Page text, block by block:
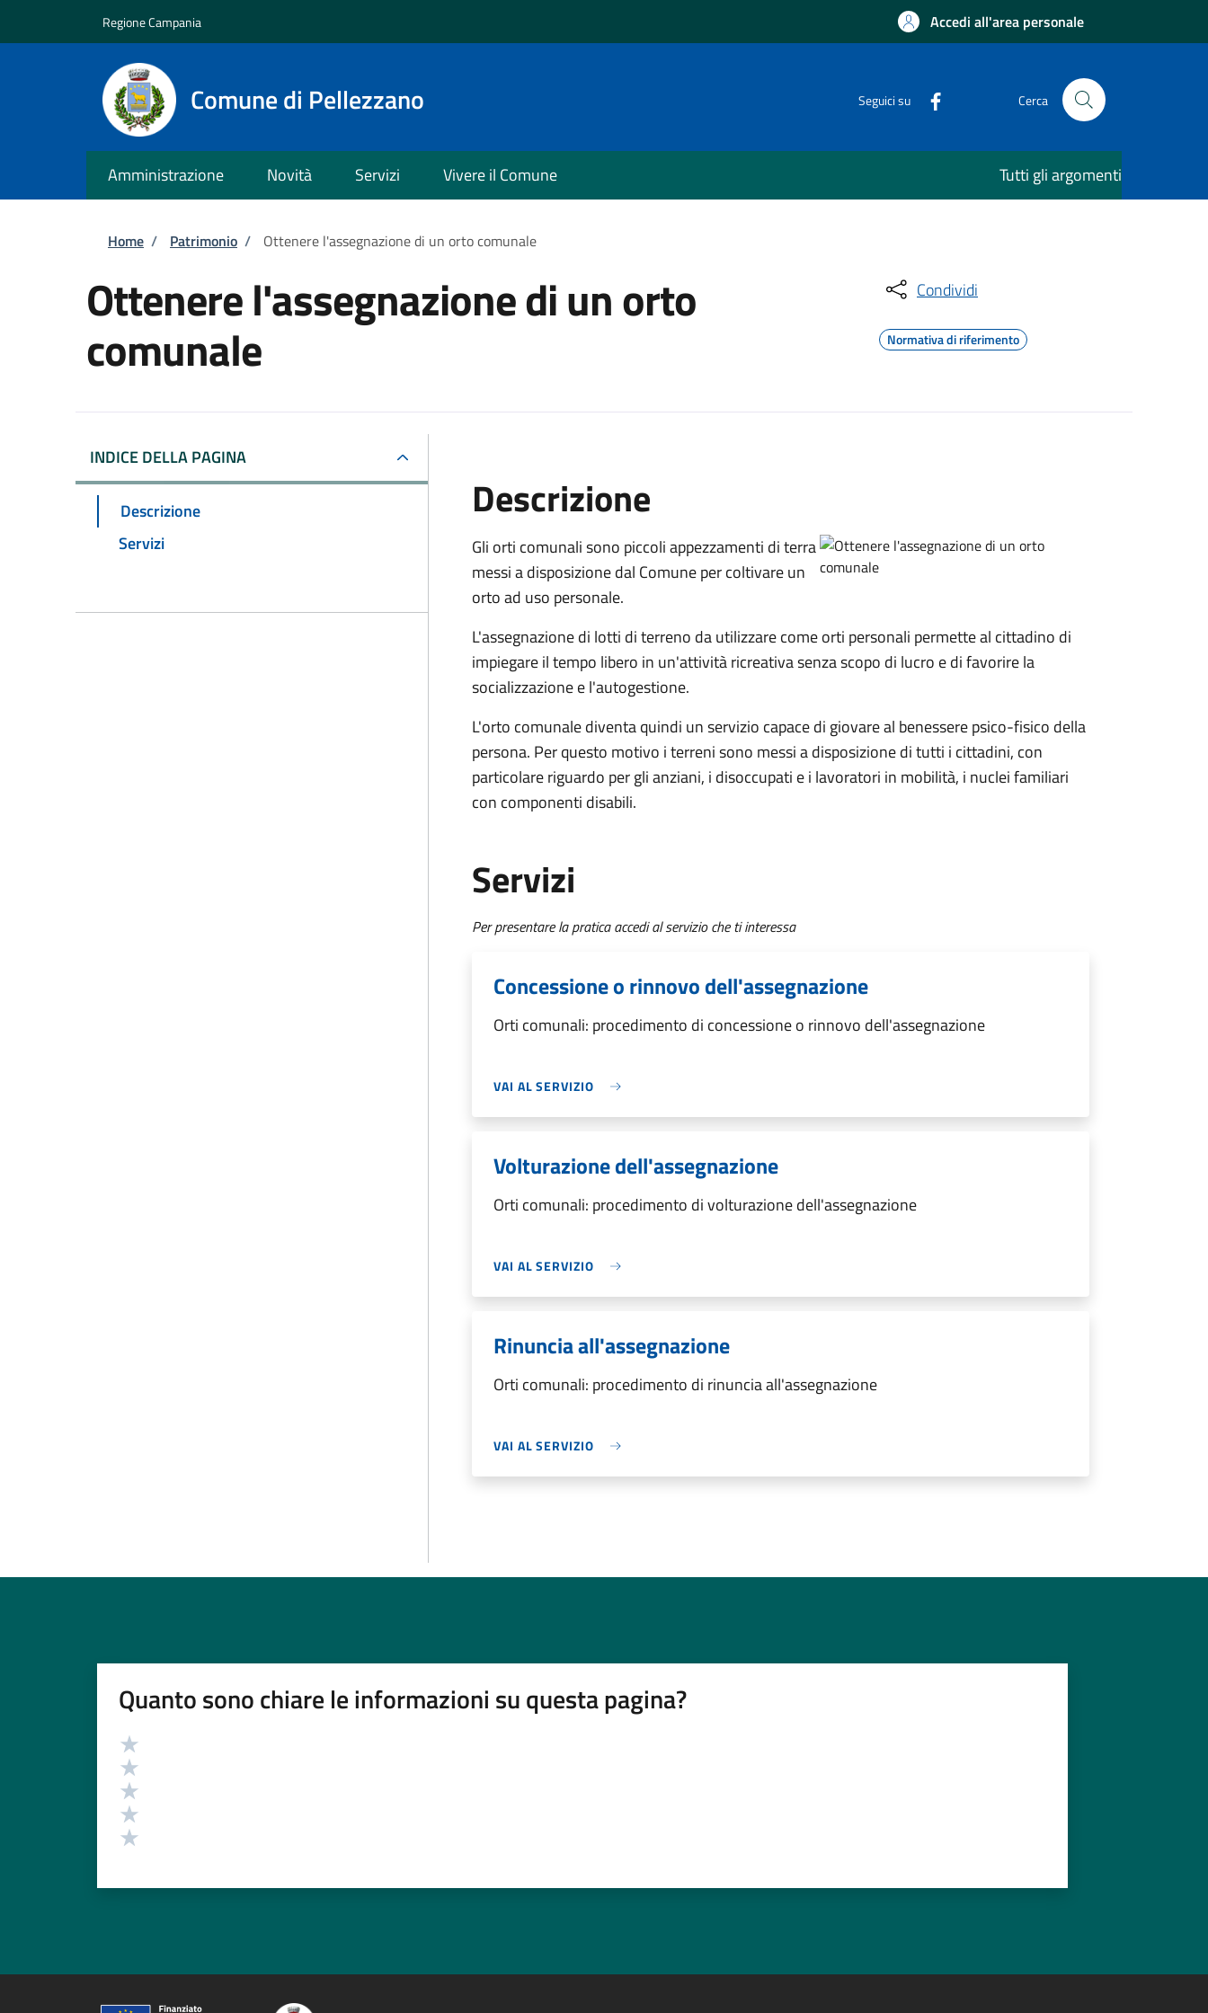
Regione Campania Accedi all'area personale
Comune di Pellezzano Seguici su Cerca
Amministrazione Novità Servizi Vivere il Comune Tutti gli argomenti
Briciole di pane
Home / Patrimonio / Ottenere l'assegnazione di un orto comunale
Ottenere l'assegnazione di un orto
comunale
Condividi
Normativa di riferimento
INDICE DELLA PAGINA
Descrizione
Servizi
Descrizione
Gli orti comunali sono piccoli appezzamenti di terra
messi a disposizione dal Comune per coltivare un
orto ad uso personale.
L'assegnazione di lotti di terreno da utilizzare come orti personali permette al cittadino di
impiegare il tempo libero in un'attività ricreativa senza scopo di lucro e di favorire la
socializzazione e l'autogestione.
L'orto comunale diventa quindi un servizio capace di giovare al benessere psico-fisico della
persona. Per questo motivo i ter­reni sono messi a disposizione di tutti i cittadini, con
particolare riguardo per gli anziani, i disoccupati e i lavoratori in mobilità, i nuclei familiari
con componenti disabili.
Servizi
Per presentare la pratica accedi al servizio che ti interessa
Concessione o rinnovo dell'assegnazione
Orti comunali: procedimento di concessione o rinnovo dell'assegnazione
VAI AL SERVIZIO
Volturazione dell'assegnazione
Orti comunali: procedimento di volturazione dell'assegnazione
VAI AL SERVIZIO
Rinuncia all'assegnazione
Orti comunali: procedimento di rinuncia all'assegnazione
VAI AL SERVIZIO
Quanto sono chiare le informazioni su questa pagina?
Valutazione